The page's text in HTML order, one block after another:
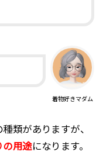
着物好きマダム
類がありますが、
の用途になります。